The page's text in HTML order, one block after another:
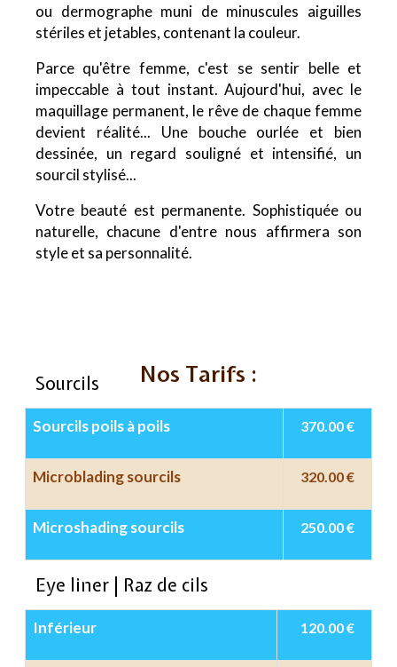
ou dermographe muni de minuscules aiguilles
stériles et jetables, contenant la couleur.
Parce qu'être femme, c'est se sentir belle et
impeccable à tout instant. Aujourd'hui, avec le
maquillage permanent, le rêve de chaque femme
devient réalité... Une bouche ourlée et bien
dessinée, un regard souligné et intensifié, un
sourcil stylisé...
Votre beauté est permanente. Sophistiquée ou
naturelle, chacune d'entre nous affirmera son
style et sa personnalité.
Nos Tarifs :
Sourcils
Sourcils poils à poils 370.00 €
Microblading sourcils 320.00 €
Microshading sourcils 250.00 €
Eye liner | Raz de cils
Inférieur 120.00 €